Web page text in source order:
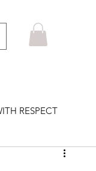
RESPECT